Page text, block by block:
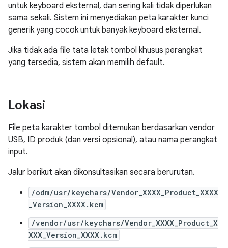
untuk keyboard eksternal, dan sering kali tidak diperlukan
sama sekali. Sistem ini menyediakan peta karakter kunci
generik yang cocok untuk banyak keyboard eksternal.
Jika tidak ada file tata letak tombol khusus perangkat
yang tersedia, sistem akan memilih default.
Lokasi
File peta karakter tombol ditemukan berdasarkan vendor
USB, ID produk (dan versi opsional), atau nama perangkat
input.
Jalur berikut akan dikonsultasikan secara berurutan.
/odm/usr/keychars/Vendor_XXXX_Product_XXXX
_Version_XXXX.kcm
/vendor/usr/keychars/Vendor_XXXX_Product_X
XXX_Version_XXXX.kcm